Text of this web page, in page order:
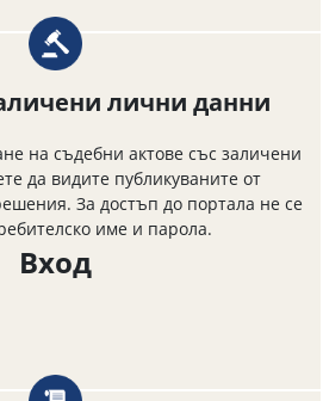
лични данни
на съдебни актове със заличени
да видите публикуваните от
За достъп до портала не се
име и парола.
Вход